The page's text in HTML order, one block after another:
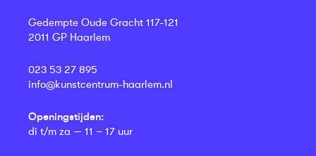
Gedempte Oude Gracht 117-121
2011 GP Haarlem
023 53 27 895
info@kunstcentrum-haarlem.nl
Openingstijden:
di t/m za — 11 – 17 uur